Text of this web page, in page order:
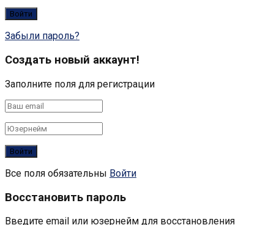
Забыли пароль?
Создать новый аккаунт!
Заполните поля для регистрации
Все поля обязательны Войти
Восстановить пароль
Введите email или юзернейм для восстановления